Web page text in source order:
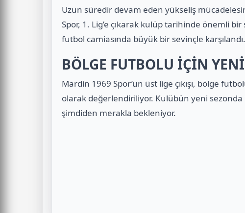
Uzun süredir devam eden yükseliş
Spor, 1. Lig’e çıkarak kulüp tarihinde önemli
futbol camiasında büyük bir sevinçle karşılandı.
BÖLGE FUTBOLU İÇİN
Mardin 1969 Spor’un üst lige çıkışı, bölge
olarak değerlendiriliyor. Kulübün yeni
şimdiden merakla bekleniyor.